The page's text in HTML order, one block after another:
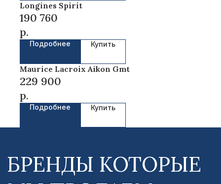
Longines Spirit
190 760
р.
Подробнее Купить
Maurice Lacroix Aikon Gmt
229 900
р.
Подробнее Купить